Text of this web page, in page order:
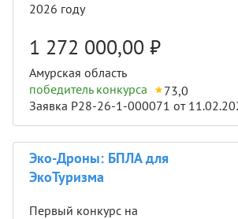
2026 году
1 272 000,00 ₽
Амурская область
победитель конкурса
73,0
Заявка Р28-26-1-000071 от
Эко-Дроны: БПЛА для
ЭкоТуризма
Первый конкурс на